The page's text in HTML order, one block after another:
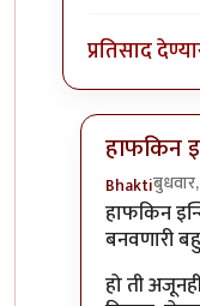
प्रतिसाद
हाफकिन
Bhakti
In reply to
हाफकिन
बनवणारी
हो ती